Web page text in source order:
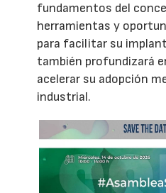
fundamentos del
herramientas y
para facilitar su
también profundizará
acelerar su adopción
industrial.